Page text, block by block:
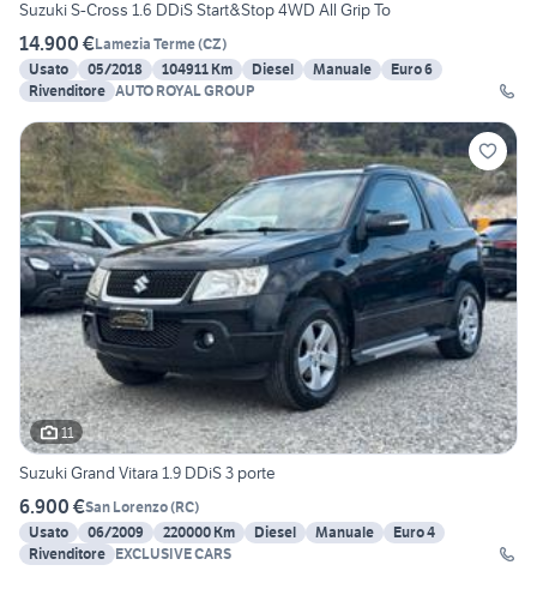
Suzuki S-Cross 1.6 DDiS Start&Stop 4WD All Grip To
14.900 €Lamezia Terme(CZ)
Usato
05/2018 104911 Km Diesel Manuale
Euro 6
Rivenditore AUTO ROYAL GROUP
11
Suzuki Grand Vitara 1.9 DDiS 3 porte
6.900 €San Lorenzo(RC)
Usato
06/2009 220000 Km Diesel Manuale
Euro 4
Rivenditore EXCLUSIVE CARS